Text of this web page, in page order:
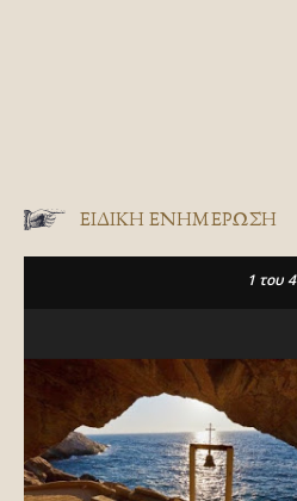
ΕΙΔΙΚΉ ΕΝΗΜΈΡΩΣΗ
1 του 4